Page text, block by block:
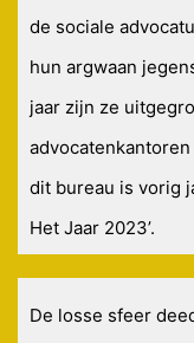
de sociale
hun argwaan
jaar zijn ze
dit bureau is vorig
Het Jaar 2023’.
De losse sfeer